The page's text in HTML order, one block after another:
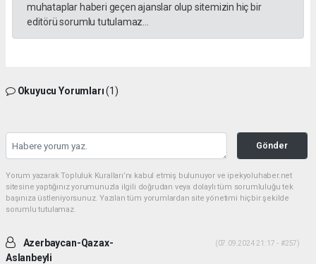
muhataplar haberi geçen ajanslar olup sitemizin hiç bir
editörü sorumlu tutulamaz...
Okuyucu Yorumları(1)
Gönder
Yorum yazarak Topluluk Kuralları’nı kabul etmiş bulunuyor ve ipekyoluhaber.net
sitesine yaptığınız yorumunuzla ilgili doğrudan veya dolaylı tüm sorumluluğu tek
başınıza üstleniyorsunuz. Yazılan tüm yorumlardan site yönetimi hiçbir şekilde
sorumlu tutulamaz.
Azerbaycan-Qazax-
Aslanbeyli
(07.09.2024 21:17 - #257)